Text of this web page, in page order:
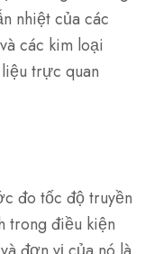
nhiệt của các
các kim loại
trực quan
đo tốc độ truyền
trong điều kiện